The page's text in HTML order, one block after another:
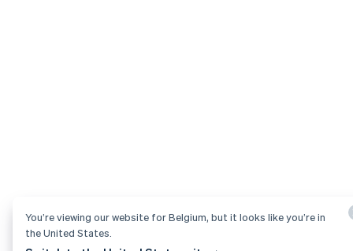
You’re viewing our website for Belgium, but it looks like you’re in
the United States.